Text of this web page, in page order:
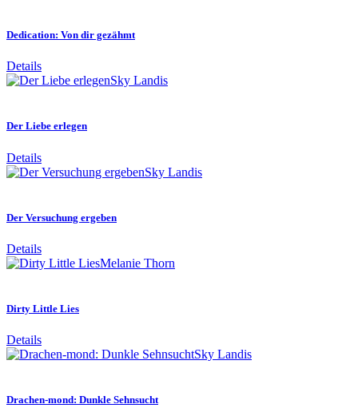
Dedication: Von dir gezähmt
Details
Sky Landis
Der Liebe erlegen
Details
Sky Landis
Der Versuchung ergeben
Details
Melanie Thorn
Dirty Little Lies
Details
Sky Landis
Drachen-mond: Dunkle Sehnsucht